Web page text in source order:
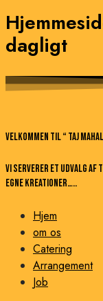
dagligt
Velkommen til “ Taj
Vi serverer et udvalg
egne kreationer…..
Hjem
om os
Catering
Arrangement
Job